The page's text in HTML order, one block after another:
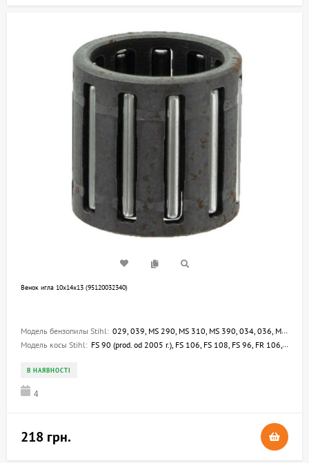
Венок игла 10х14х13 (95120032340)
Модель бензопилы Stihl: 029, 039, MS 290, MS 310, MS 390, 034, 036, MS 360, 044, 028, 031, 028 WB, 028 Q, 028 W, 036 Arctic, 036 W, 034 S, 036 BR, 036 WVH, 044 W, 044 C, 032 AV, 032 AVE, 032 AVEQ, 032 AVEW, 032 AVEQW, 032 AVQ, 041 AVEQ, 041 AVQ, 041 AVFBQ, 041 FB, 041 G
Модель косы Stihl: FS 90 (prod. od 2005 r.), FS 106, FS 108, FS 96, FR 106, FR 108, FS 160, FS 220, FS 280, FS 360, FS 420, FS 500, FS 550, FS 180, FS 410, FS 280 K, FS 550-L, FS 220 K, FR 145 SEA, FR 135 SEA
В НАЯВНОСТІ
4
218 грн.